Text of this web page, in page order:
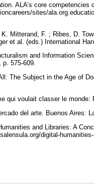
ALA’s core competencies
sites/
Mitterand, F. ; Ribes, D.
et al. (eds.) International
and Information
p. 575-609.
The Subject in the Age of
qui voulait classer le
del arte. Buenos Aires:
and Libraries: A
digital-